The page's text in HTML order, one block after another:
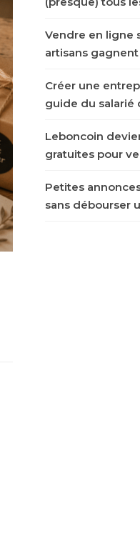
Vendre en ligne
artisans
Créer une
guide du salarié
Leboncoin
gratuites pour
Petites
sans débourser